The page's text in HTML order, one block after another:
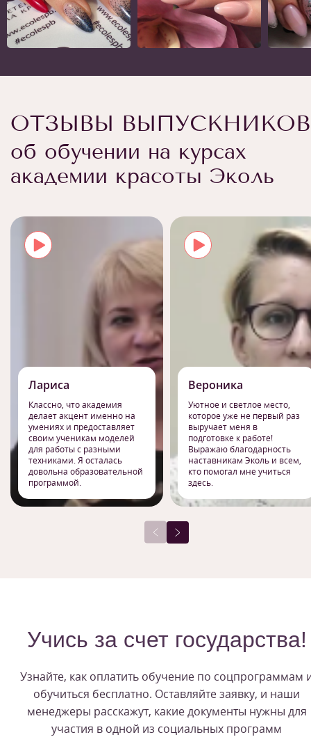
ОТЗЫВЫ ВЫПУСКНИКОВ
об обучении на курсах
академии красоты Эколь
Лариса
Классно, что академия
делает акцент именно на
умениях и предоставляет
своим ученикам моделей
для работы с разными
техниками. Я осталась
довольна образовательной
программой.
Вероника
Уютное и светлое место,
которое уже не первый раз
выручает меня в
подготовке к работе!
Выражаю благодарность
наставникам Эколь и всем,
кто помогал мне учиться
здесь.
Учись за счет государства!
Узнайте, как оплатить обучение по соцпрограммам
обучиться бесплатно. Оставляйте заявку, и наши
менеджеры расскажут, какие документы нужны для
участия в одной из социальных программ